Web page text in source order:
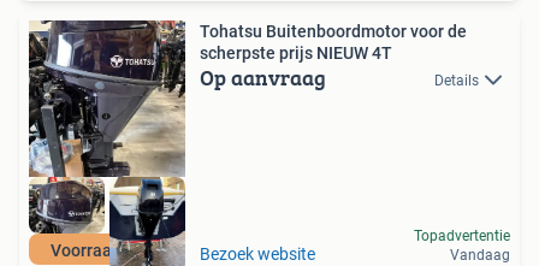
Voorraad actie
Tohatsu Buitenboordmotor voor de
scherpste prijs NIEUW 4T
Op aanvraag Details
Bezoek website
Topadvertentie
Vandaag